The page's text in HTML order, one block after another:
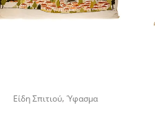
Είδη Σπιτιού,Ύφασμα